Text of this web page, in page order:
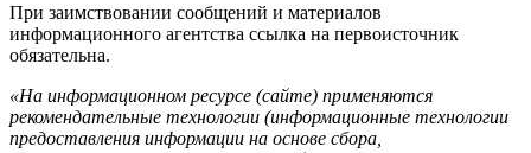
При заимствовании сообщений и материалов
информационного агентства ссылка на первоисточник
обязательна.
«На информационном ресурсе (сайте) применяются
рекомендательные технологии (информационные технологии
предоставления информации на основе сбора,